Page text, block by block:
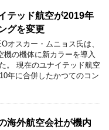
テッド航空が2019年
グを変更
オスカー・ムニョス氏は、
機の機体に新カラーを導入
。 現在のユナイテッド航空
年に合併したかつてのコン
海外航空会社が機内